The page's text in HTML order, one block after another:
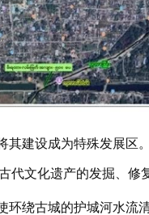
建设成为特殊发展区
化遗产的发掘、修复
绕古城的护城河水流